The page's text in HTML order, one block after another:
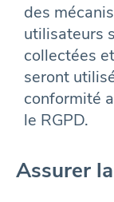
des
utilisateurs
collectées
seront
conformité
le RGPD.
Assurer